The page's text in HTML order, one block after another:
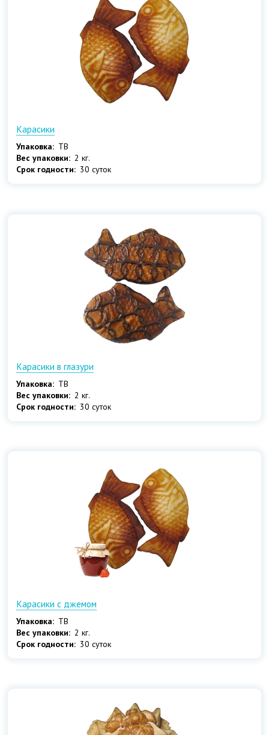
Карасики
Упаковка: ТВ
Вес упаковки: 2 кг.
Срок годности: 30 суток
Карасики в глазури
Упаковка: ТВ
Вес упаковки: 2 кг.
Срок годности: 30 суток
Карасики с джемом
Упаковка: ТВ
Вес упаковки: 2 кг.
Срок годности: 30 суток